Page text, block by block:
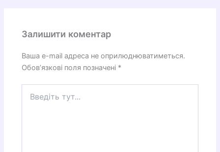
Залишити коментар
Ваша e-mail адреса не оприлюднюватиметься.
Обов’язкові поля позначені *
тут...